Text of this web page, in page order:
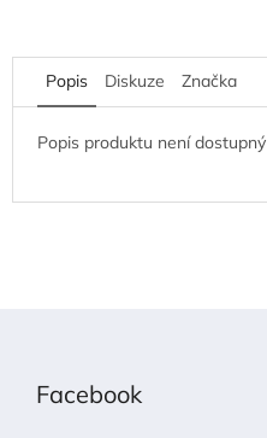
Popis Diskuze Značka
Popis produktu není dostupný
Facebook